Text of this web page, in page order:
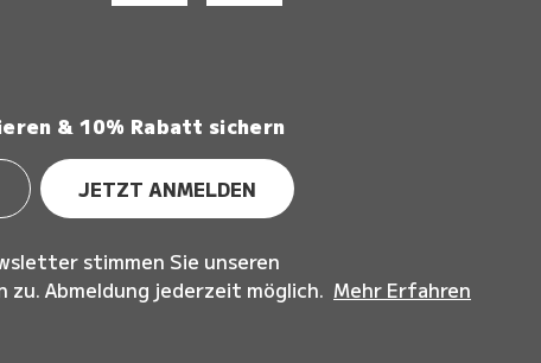
& 10% Rabatt sichern
JETZT ANMELDEN
stimmen Sie unseren
Abmeldung jederzeit möglich. Mehr Erfahren